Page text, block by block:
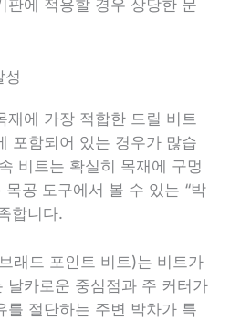
판에 적용할 경우 상당한 문
성
재에 가장 적합한 드릴 비트
포함되어 있는 경우가 많습
비트는 확실히 목재에 구멍
공 도구에서 볼 수 있는 “박
합니다.
래드 포인트 비트)는 비트가
날카로운 중심점과 주 커터가
를 절단하는 주변 박차가 특